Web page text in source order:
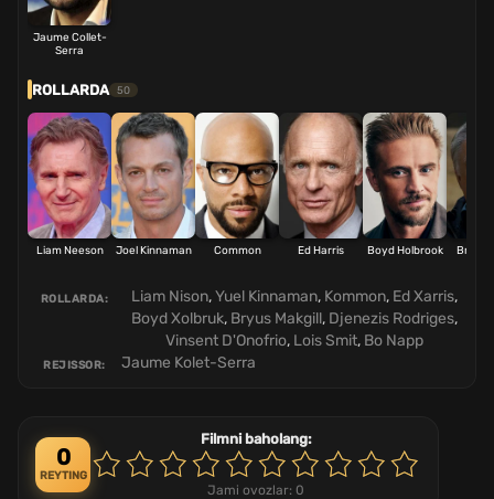
Jaume Collet-
Serra
ROLLARDA 50
Liam Neeson Joel Kinnaman Common Ed Harris Boyd Holbrook Bruce
ROLLARDA: Liam Nison,Yuel Kinnaman, Kommon, Ed Xarris,
Boyd Xolbruk, Bryus Makgill, Djenezis Rodriges,
Vinsent D'Onofrio, Lois Smit, Bo Napp
REJISSOR: Jaume Kolet-Serra
0
REYTING
Filmni baholang:
Jami ovozlar: 0